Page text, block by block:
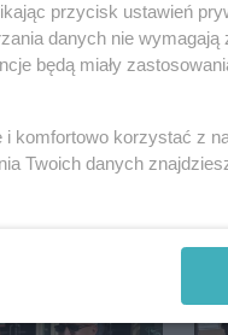
chce zerwania
Dniepr.
w
wraca
Składa...
przycisk ustawień
danych nie wymagają
będą miały
i komfortowo korzystać z
Twoich danych